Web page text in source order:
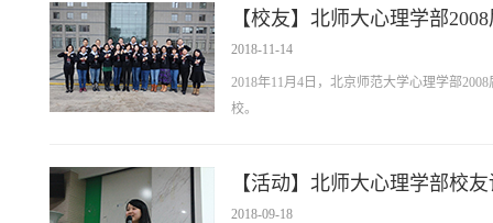
【校友】北师大心理学部
2018-11-14
2018年11月4日，北京师范大学心理学部
校。
【活动】北师大心理学部校
2018-09-18